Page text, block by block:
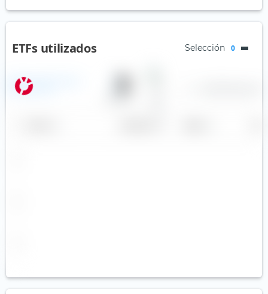
ETFs utilizados Selección 0
iShares Core MSCI World
UCITS ETF (Acc)